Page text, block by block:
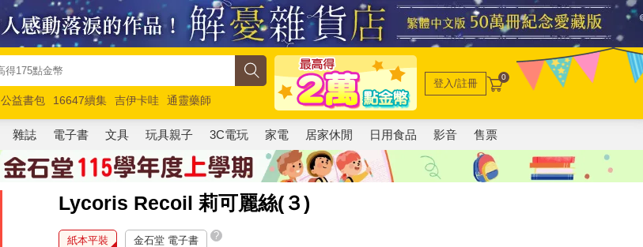
公益書包 16647續集 吉伊卡哇
通靈藥師
馬斯克 玩具總動員5 超慢跑
登入/註冊 0
雜誌 電子書 文具 玩具親子 3C電玩 家電 居家休閒 日用食品 影音 售票
Lycoris Recoil 莉可麗絲(３)
紙本平裝 金石堂 電子書 ?